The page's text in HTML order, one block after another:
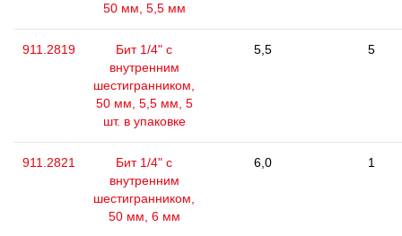
50 мм, 5,5 мм
911.2819
Бит 1/4" с
внутренним
шестигранником,
50 мм, 5,5 мм, 5
шт. в упаковке
5,5 5
911.2821
Бит 1/4" с
внутренним
шестигранником,
50 мм, 6 мм
6,0 1